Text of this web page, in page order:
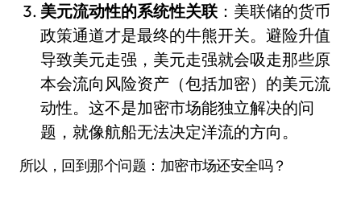
美元流动性的系统性关联：美联储的货币
政策通道才是最终的牛熊开关。避险升值
导致美元走强，美元走强就会吸走那些原
本会流向风险资产（包括加密）的美元流
动性。这不是加密市场能独立解决的问
题，就像航船无法决定洋流的方向。
所以，回到那个问题：加密市场还安全吗？